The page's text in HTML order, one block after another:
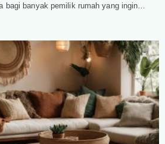
bagi banyak pemilik rumah yang ingin…